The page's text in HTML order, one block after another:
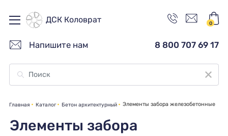
ДСК Коловрат 0
Напишите нам 8 800 707 69 17
Главная Каталог Бетон архитектурный Элементы забора железобетонные
Элементы забора